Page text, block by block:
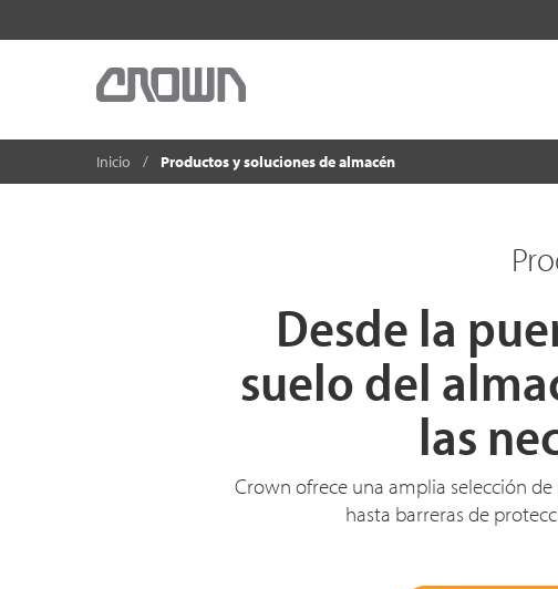
Inicio Productos y soluciones de almacén
Desde la
suelo del
las
Crown ofrece una amplia selección
hasta barreras de